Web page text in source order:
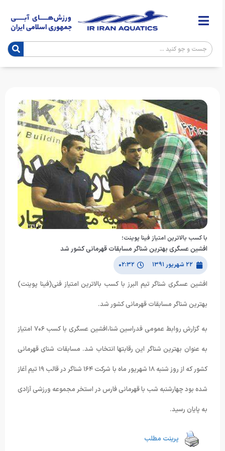
با کسب بالاترین امتیاز فینا پوینت؛
افشین عسگری بهترین شناگر مسابقات قهرمانی کشور شد
۲۲ شهریور ۱۳۹۱ ۰۲:۳۲
افشین عسگری شناگر تیم البرز با کسب بالاترین امتیاز فنی(فینا پوینت)
بهترین شناگر مسابقات قهرمانی کشور شد.
به گزارش روابط عمومی فدراسین شنا،افشین عسگری با کسب ٧۰۶ امتیاز
به عنوان بهترین شناگر این رقابتها انتخاب شد. مسابقات شنای قهرمانی
کشور که از روز شنبه ١٨ شهریور ماه با شرکت ١۶۴ شناگر در قالب ١٩ تیم آغاز
شده بود چهارشنبه شب با قهرمانی فارس در استخر مجموعه ورزشی آزادی
به پایان رسید.
پرینت مطلب